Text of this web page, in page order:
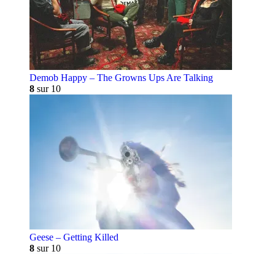
Demob Happy – The Growns Ups Are Talking
8 sur 10
Geese – Getting Killed
8 sur 10